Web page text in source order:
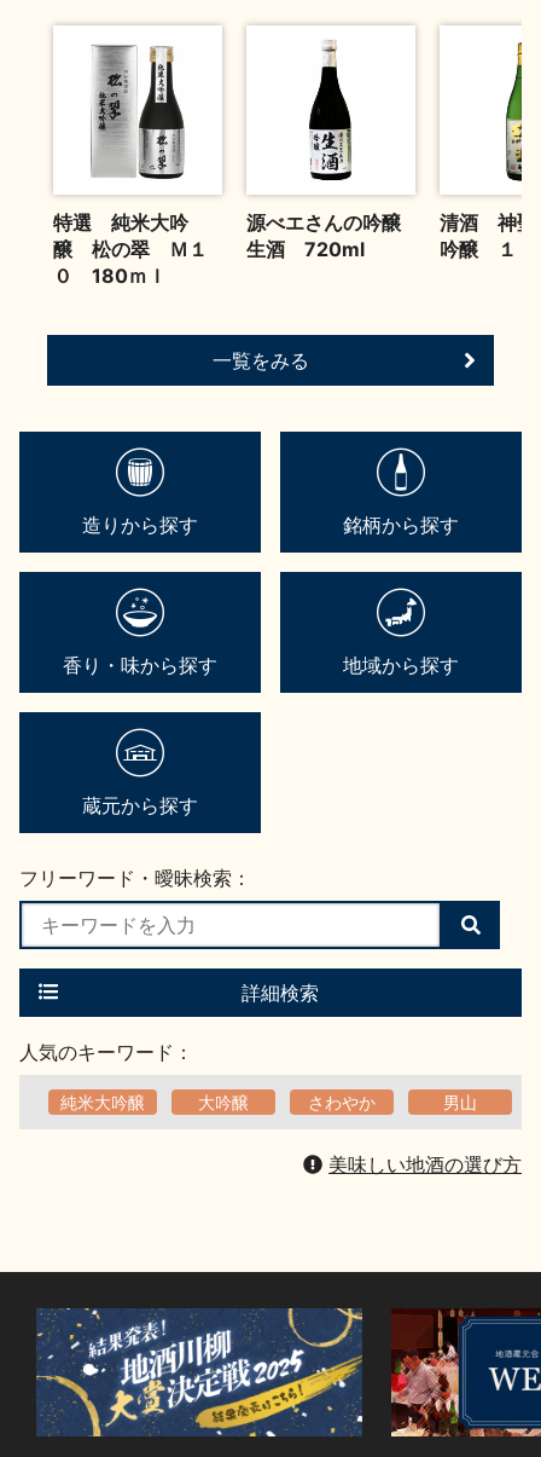
お問い合わせ
特選 純米大吟
醸 松の翠 Ｍ１
０ 180ｍｌ
源べエさんの吟醸
生酒 720ml
清酒 神
吟醸 １．
一覧をみる
造りから探す 銘柄から探す
香り・味から探す 地域から探す
蔵元から探す
フリーワード・曖昧検索：
検
索
す
詳細検索
人気のキーワード：
純米大吟醸 大吟醸 さわやか 男山
美味しい地酒の選び方